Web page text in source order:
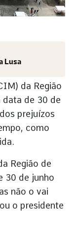
Lusa
da Região
data de 30 de
prejuízos
como
Região de
30 de junho
não o vai
o presidente